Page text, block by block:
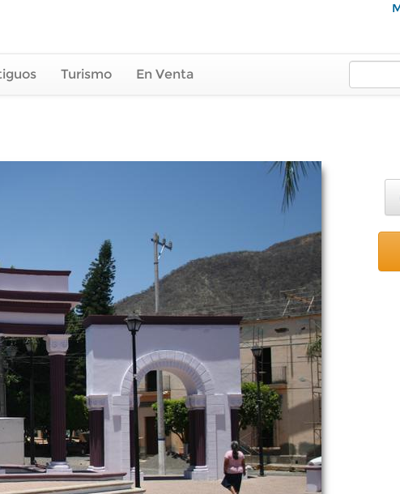
Turismo En Venta